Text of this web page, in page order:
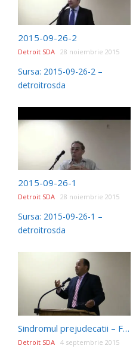
2015-09-26-2
Detroit SDA 28 noiembrie 2015
Sursa: 2015-09-26-2 –
detroitrosda
2015-09-26-1
Detroit SDA 28 noiembrie 2015
Sursa: 2015-09-26-1 –
detroitrosda
Sindromul prejudecatii – Fratele Valentin Neacsu
Detroit SDA 4 septembrie 2015